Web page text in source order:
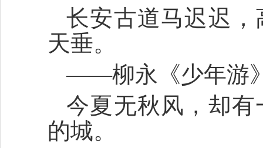
长安古道马迟迟
天垂。
——柳永《少年游
今夏无秋风，却
的城。